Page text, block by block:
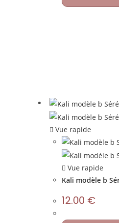
Vue rapide
Vue rapide
Kali modèle b
12.00 €